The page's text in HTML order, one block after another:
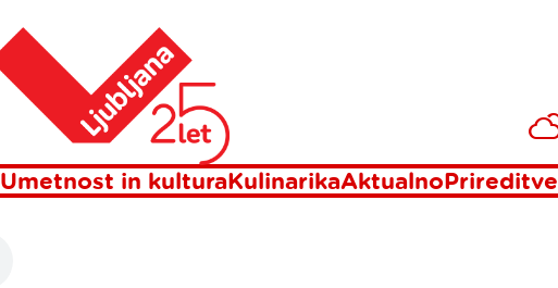
Umetnost in kulturaKulinarikaAktualnoPrireditve